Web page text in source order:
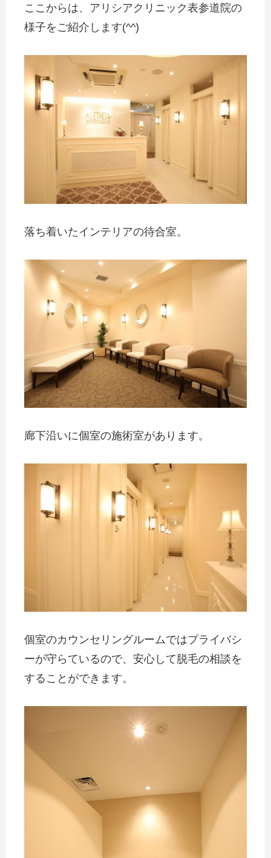
ここからは、アリシアクリニック表参道院の
様子をご紹介します(^^)
落ち着いたインテリアの待合室。
廊下沿いに個室の施術室があります。
個室のカウンセリングルームではプライバシ
ーが守らているので、安心して脱毛の相談を
することができます。